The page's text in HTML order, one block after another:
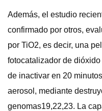
Además, el estudio
confirmado por otros,
por TiO2, es decir, una
fotocatalizador de
de inactivar en 20
aerosol, mediante
genomas19,22,23. La